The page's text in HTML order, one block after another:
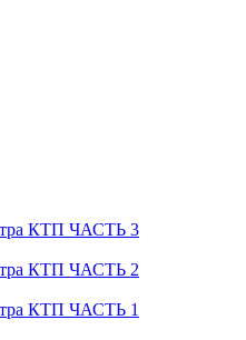
КТП ЧАСТЬ 3
КТП ЧАСТЬ 2
КТП ЧАСТЬ 1